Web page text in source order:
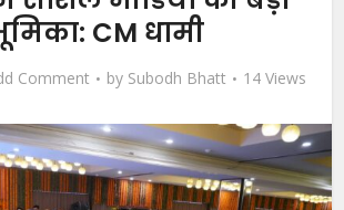
CM धामी
Comment by Subodh Bhatt 14 Views